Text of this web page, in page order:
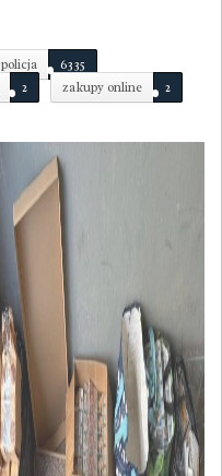
policja
6335
2 zakupy online 2